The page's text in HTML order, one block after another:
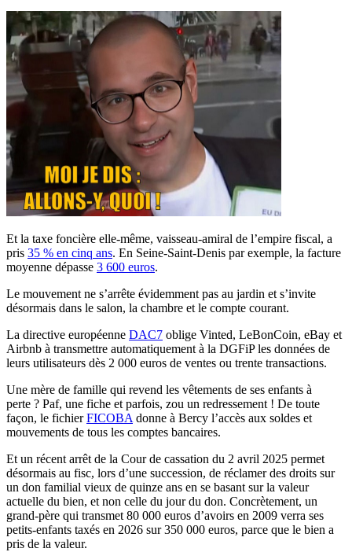
Et la taxe foncière elle-même, vaisseau-amiral de l’empire fiscal, a
pris 35 % en cinq ans. En Seine-Saint-Denis par exemple, la facture
moyenne dépasse 3 600 euros.
Le mouvement ne s’arrête évidemment pas au jardin et s’invite
désormais dans le salon, la chambre et le compte courant.
La directive européenne DAC7 oblige Vinted, LeBonCoin, eBay et
Airbnb à transmettre automatiquement à la DGFiP les données de
leurs utilisateurs dès 2 000 euros de ventes ou trente transactions.
Une mère de famille qui revend les vêtements de ses enfants à
perte ? Paf, une fiche et parfois, zou un redressement ! De toute
façon, le fichierFICOBA donne à Bercy l’accès aux soldes et
mouvements de tous les comptes bancaires.
Et un récent arrêt de la Cour de cassation du 2 avril 2025 permet
désormais au fisc, lors d’une succession, de réclamer des droits sur
un don familial vieux de quinze ans en se basant sur la valeur
actuelle du bien, et non celle du jour du don. Concrètement, un
grand-père qui transmet 80 000 euros d’avoirs en 2009 verra ses
petits-enfants taxés en 2026 sur 350 000 euros, parce que le bien a
pris de la valeur.